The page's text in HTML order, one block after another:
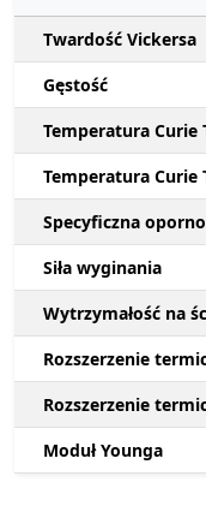
Twardość Vickersa
Gęstość
Temperatura Curie
Temperatura Curie
Specyficzna
Siła wyginania
Wytrzymałość na
Rozszerzenie
Rozszerzenie
Moduł Younga